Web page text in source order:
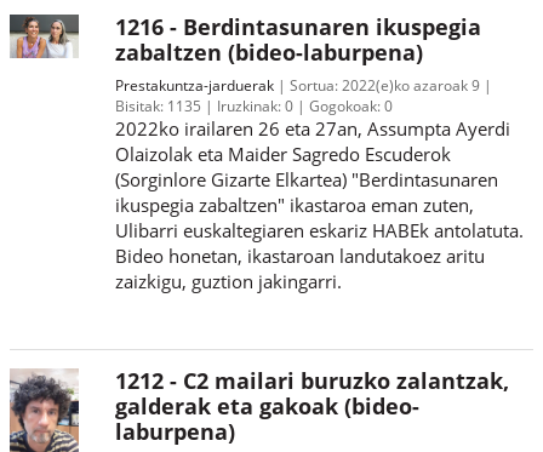
1216 - Berdintasunaren ikuspegia
zabaltzen (bideo-laburpena)
Prestakuntza-jarduerak Sortua: 2022(e)ko azaroak 9
Bisitak: 1135 Iruzkinak:0 Gogokoak:0
2022ko irailaren 26 eta 27an, Assumpta Ayerdi
Olaizolak eta Maider Sagredo Escuderok
(Sorginlore Gizarte Elkartea) "Berdintasunaren
ikuspegia zabaltzen" ikastaroa eman zuten,
Ulibarri euskaltegiaren eskariz HABEk antolatuta.
Bideo honetan, ikastaroan landutakoez aritu
zaizkigu, guztion jakingarri.
1212 - C2 mailari buruzko zalantzak,
galderak eta gakoak (bideo-
laburpena)